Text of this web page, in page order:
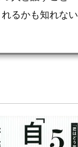
るかも知れない